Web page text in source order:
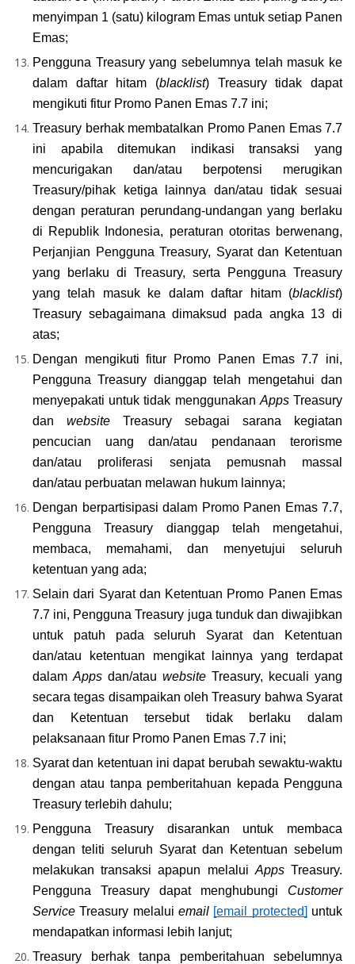
menyimpan 1 (satu) kilogram Emas untuk setiap Panen
Emas;
Pengguna Treasury yang sebelumnya telah masuk ke
dalam daftar hitam (blacklist) Treasury tidak dapat
mengikuti fitur Promo Panen Emas 7.7 ini;
Treasury berhak membatalkan Promo Panen Emas 7.7
ini apabila ditemukan indikasi transaksi yang
mencurigakan dan/atau berpotensi merugikan
Treasury/pihak ketiga lainnya dan/atau tidak sesuai
dengan peraturan perundang-undangan yang berlaku
di Republik Indonesia, peraturan otoritas berwenang,
Perjanjian Pengguna Treasury, Syarat dan Ketentuan
yang berlaku di Treasury, serta Pengguna Treasury
yang telah masuk ke dalam daftar hitam (blacklist)
Treasury sebagaimana dimaksud pada angka 13 di
atas;
Dengan mengikuti fitur Promo Panen Emas 7.7 ini,
Pengguna Treasury dianggap telah mengetahui dan
menyepakati untuk tidak menggunakan Apps Treasury
dan website Treasury sebagai sarana kegiatan
pencucian uang dan/atau pendanaan terorisme
dan/atau proliferasi senjata pemusnah massal
dan/atau perbuatan melawan hukum lainnya;
Dengan berpartisipasi dalam Promo Panen Emas 7.7,
Pengguna Treasury dianggap telah mengetahui,
membaca, memahami, dan menyetujui seluruh
ketentuan yang ada;
Selain dari Syarat dan Ketentuan Promo Panen Emas
7.7 ini, Pengguna Treasury juga tunduk dan diwajibkan
untuk patuh pada seluruh Syarat dan Ketentuan
dan/atau ketentuan mengikat lainnya yang terdapat
dalam Apps dan/atau website Treasury, kecuali yang
secara tegas disampaikan oleh Treasury bahwa Syarat
dan Ketentuan tersebut tidak berlaku dalam
pelaksanaan fitur Promo Panen Emas 7.7 ini;
Syarat dan ketentuan ini dapat berubah sewaktu-waktu
dengan atau tanpa pemberitahuan kepada Pengguna
Treasury terlebih dahulu;
Pengguna Treasury disarankan untuk membaca
dengan teliti seluruh Syarat dan Ketentuan sebelum
melakukan transaksi apapun melalui Apps Treasury.
Pengguna Treasury dapat menghubungi Customer
Service Treasury melalui email [email protected] untuk
mendapatkan informasi lebih lanjut;
Treasury berhak tanpa pemberitahuan sebelumnya